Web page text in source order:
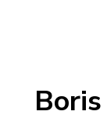
Boris